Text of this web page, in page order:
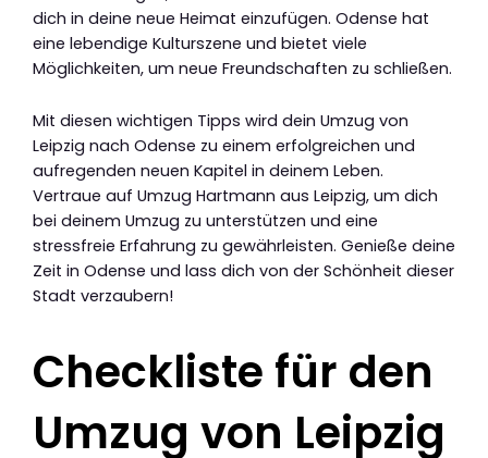
dich in deine neue Heimat einzufügen. Odense hat
eine lebendige Kulturszene und bietet viele
Möglichkeiten, um neue Freundschaften zu schließen.
Mit diesen wichtigen Tipps wird dein Umzug von
Leipzig nach Odense zu einem erfolgreichen und
aufregenden neuen Kapitel in deinem Leben.
Vertraue auf Umzug Hartmann aus Leipzig, um dich
bei deinem Umzug zu unterstützen und eine
stressfreie Erfahrung zu gewährleisten. Genieße deine
Zeit in Odense und lass dich von der Schönheit dieser
Stadt verzaubern!
Checkliste für den
Umzug von Leipzig